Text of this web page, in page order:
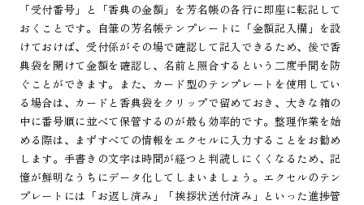
「受付番号」と「香典の金額」を芳名帳の各行に即座に転記して
おくことです。自筆の芳名帳テンプレートに「金額記入欄」を設
けておけば、受付係がその場で確認して記入できるため、後で香
典袋を開けて金額を確認し、名前と照合するという二度手間を防
ぐことができます。また、カード型のテンプレートを使用してい
る場合は、カードと香典袋をクリップで留めておき、大きな箱の
中に番号順に並べて保管するのが最も効率的です。整理作業を始
める際は、まずすべての情報をエクセルに入力することをお勧め
します。手書きの文字は時間が経つと判読しにくくなるため、記
憶が鮮明なうちにデータ化してしまいましょう。エクセルのテン
プレートには「お返し済み」「挨拶状送付済み」といった進捗管